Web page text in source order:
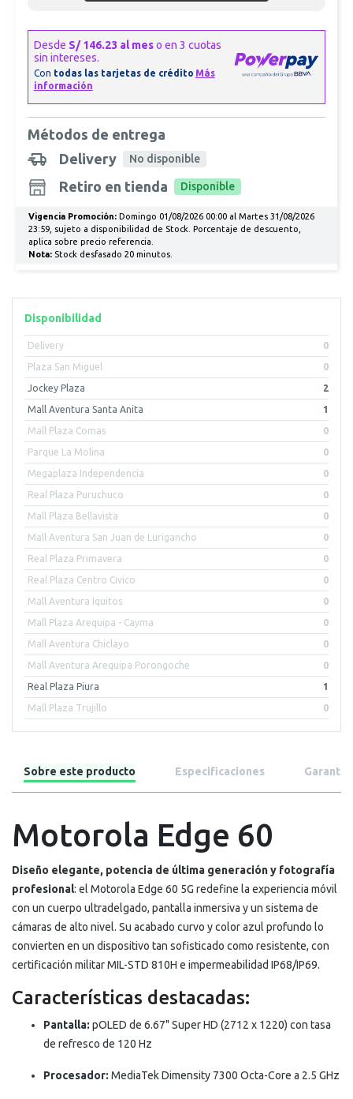
Disponibilidad
Delivery 0
Plaza San Miguel 0
Jockey Plaza 2
Mall Aventura Santa Anita 1
Mall Plaza Comas 0
Parque La Molina 0
Megaplaza Independencia 0
Real Plaza Puruchuco 0
Mall Plaza Bellavista 0
Mall Aventura San Juan de Lurigancho 0
Real Plaza Primavera 0
Real Plaza Centro Civico 0
Mall Aventura Iquitos 0
Mall Plaza Arequipa - Cayma 0
Mall Aventura Chiclayo 0
Mall Aventura Arequipa Porongoche 0
Real Plaza Piura 1
Mall Plaza Trujillo 0
Métodos de entrega
Delivery
No disponible
Retiro en tienda Disponible
Vigencia Promoción:Domingo 01/08/2026 00:00 al Martes 31/08/2026
23:59, sujeto a disponibilidad de Stock. Porcentaje de descuento,
aplica sobre precio referencia.
Nota:Stock desfasado 20 minutos.
Sobre este producto Especificaciones Garantía
Motorola Edge 60
Diseño elegante, potencia de última generación y fotografía
profesional: el Motorola Edge 60 5G redefine la experiencia móvil
con un cuerpo ultradelgado, pantalla inmersiva y un sistema de
cámaras de alto nivel. Su acabado curvo y color azul profundo lo
convierten en un dispositivo tan sofisticado como resistente, con
certificación militar MIL-STD 810H e impermeabilidad IP68/IP69.
Características destacadas:
Pantalla: pOLED de 6.67" Super HD (2712 x 1220) con tasa
de refresco de 120 Hz
Procesador: MediaTek Dimensity 7300 Octa-Core a 2.5 GHz